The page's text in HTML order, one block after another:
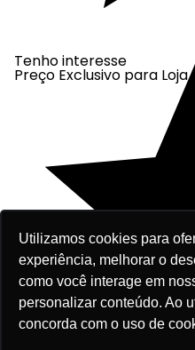
Utilizamos cookies para
experiência, melhorar o
como você interage em
personalizar conteúdo. Ao
concorda com o uso de
Tenho interesse
Preço Exclusivo para Loja